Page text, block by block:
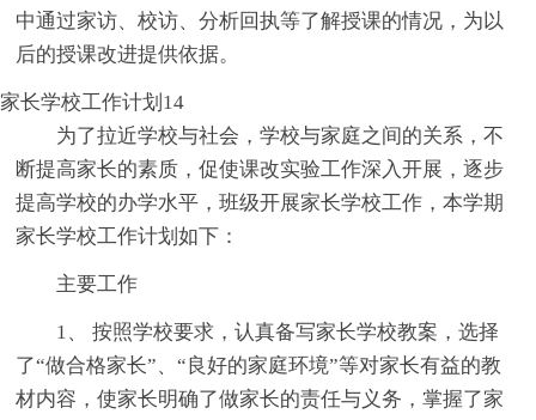
中通过家访、校访、分析回执等了解授课的情况，为以
后的授课改进提供依据。
家长学校工作计划14
为了拉近学校与社会，学校与家庭之间的关系，不
断提高家长的素质，促使课改实验工作深入开展，逐步
提高学校的办学水平，班级开展家长学校工作，本学期
家长学校工作计划如下：
主要工作
1、 按照学校要求，认真备写家长学校教案，选择
了“做合格家长”、“良好的家庭环境”等对家长有益的教
材内容，使家长明确了做家长的责任与义务，掌握了家